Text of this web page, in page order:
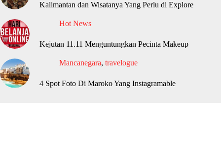
Kalimantan dan Wisatanya Yang Perlu di Explore
Hot News
Kejutan 11.11 Menguntungkan Pecinta Makeup
Mancanegara, travelogue
4 Spot Foto Di Maroko Yang Instagramable